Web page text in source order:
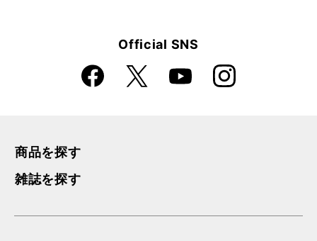
Official SNS
Faceboo
k
X YouTube Instagra
m
商品を探す
雑誌を探す